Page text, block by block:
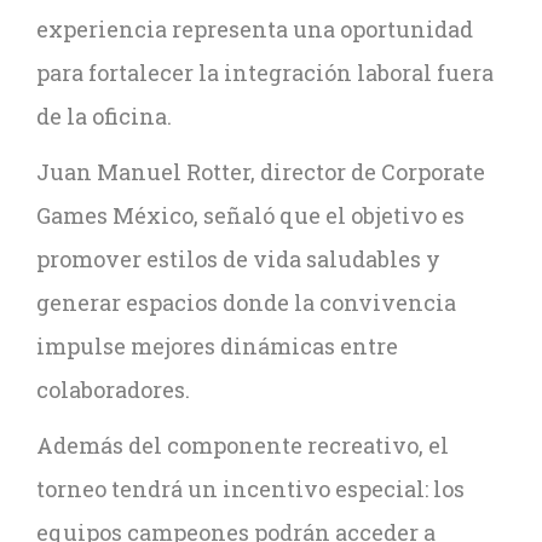
experiencia representa una oportunidad
para fortalecer la integración laboral fuera
de la oficina.
Juan Manuel Rotter, director de Corporate
Games México, señaló que el objetivo es
promover estilos de vida saludables y
generar espacios donde la convivencia
impulse mejores dinámicas entre
colaboradores.
Además del componente recreativo, el
torneo tendrá un incentivo especial: los
equipos campeones podrán acceder a